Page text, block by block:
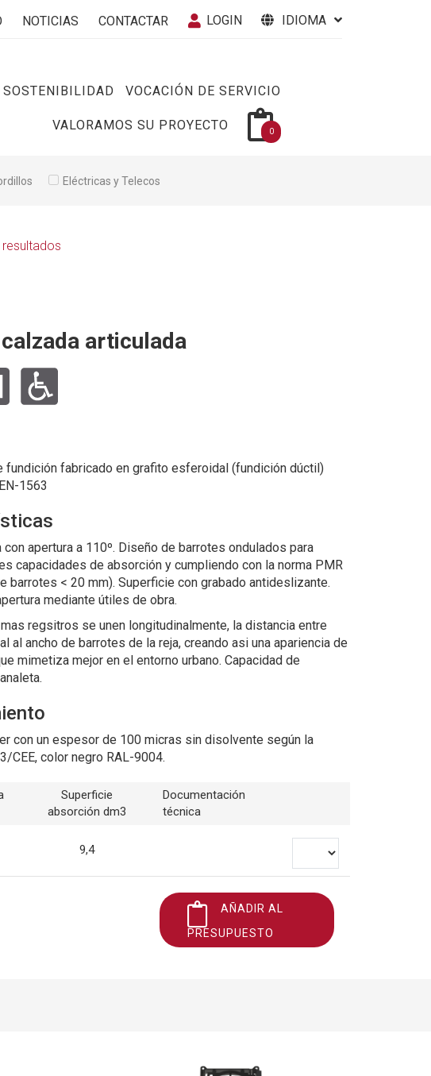
NOTICIAS CONTACTAR LOGIN IDIOMA
SOSTENIBILIDAD VOCACIÓN DE SERVICIO
VALORAMOS SU PROYECTO 0
Eléctricas y Telecos
articulada
fundición fabricado en grafito esferoidal (fundición dúctil)
1563
con apertura a 110º. Diseño de barrotes ondulados para
capacidades de absorción y cumpliendo con la norma PMR
barrotes < 20 mm). Superficie con grabado antideslizante.
mediante útiles de obra.
regsitros se unen longitudinalmente, la distancia entre
al ancho de barrotes de la reja, creando asi una apariencia de
mimetiza mejor en el entorno urbano. Capacidad de
con un espesor de 100 micras sin disolvente según la
CEE, color negro RAL-9004.
Superficie
absorción dm3
Documentación
técnica
9,4
AÑADIR AL
PRESUPUESTO